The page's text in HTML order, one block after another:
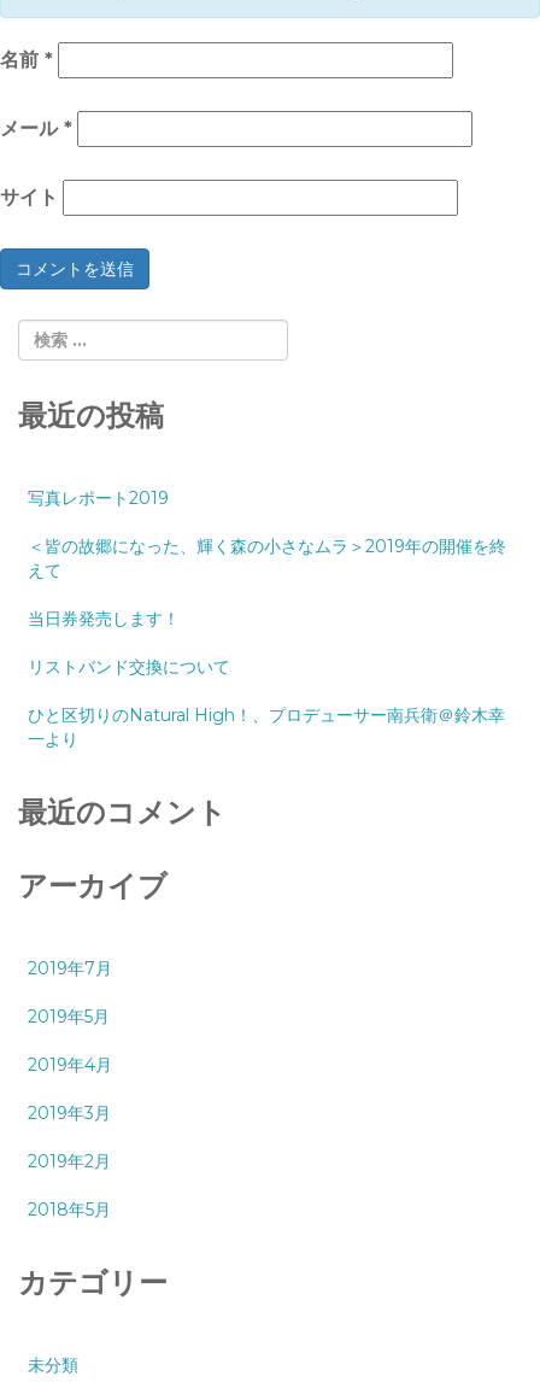
名前 *
メール *
サイト
最近の投稿
写真レポート2019
＜皆の故郷になった、輝く森の小さなムラ＞2019年の開催を終
えて
当日券発売します！
リストバンド交換について
ひと区切りのNatural High！、プロデューサー南兵衛＠鈴木幸
一より
最近のコメント
アーカイブ
2019年7月
2019年5月
2019年4月
2019年3月
2019年2月
2018年5月
カテゴリー
未分類